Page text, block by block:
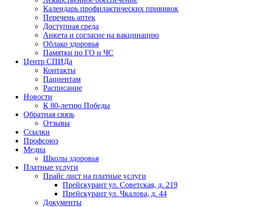
Календарь профилактических прививок
Перечень аптек
Доступная среда
Анкета и согласие на вакцинацию
Облако здоровья
Памятки по ГО и ЧС
Центр СПИДа
Контакты
Пациентам
Расписание
Новости
К 80-летию Победы
Обратная связь
Отзывы
Ссылки
Профсоюз
Медиа
Школы здоровья
Платные услуги
Прайс лист на платные услуги
Прейскурант ул. Советская, д. 219
Прейскурант ул. Чкалова, д. 44
Документы